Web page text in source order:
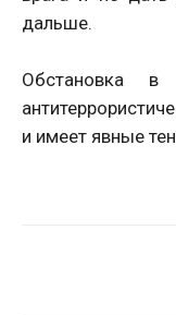
дальше.
Обстановка
и имеет явные